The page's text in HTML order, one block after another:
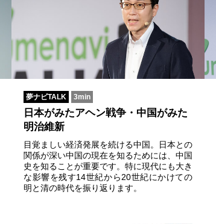
夢ナビTALK 3min
日本がみたアヘン戦争・中国がみた
明治維新
目覚ましい経済発展を続ける中国。日本との
関係が深い中国の現在を知るためには、中国
史を知ることが重要です。特に現代にも大き
な影響を残す14世紀から20世紀にかけての
明と清の時代を振り返ります。